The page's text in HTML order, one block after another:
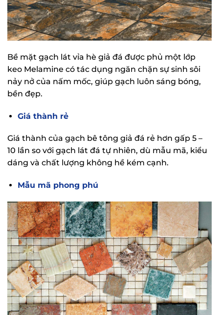
Bề mặt gạch lát vỉa hè giả đá được phủ một lớp
keo Melamine có tác dụng ngăn chặn sự sinh sôi
nảy nở của nấm mốc, giúp gạch luôn sáng bóng,
bền đẹp.
Giá thành rẻ
Giá thành của gạch bê tông giả đá rẻ hơn gấp 5 –
10 lần so với gạch lát đá tự nhiên, dù mẫu mã, kiểu
dáng và chất lượng không hề kém cạnh.
Mẫu mã phong phú